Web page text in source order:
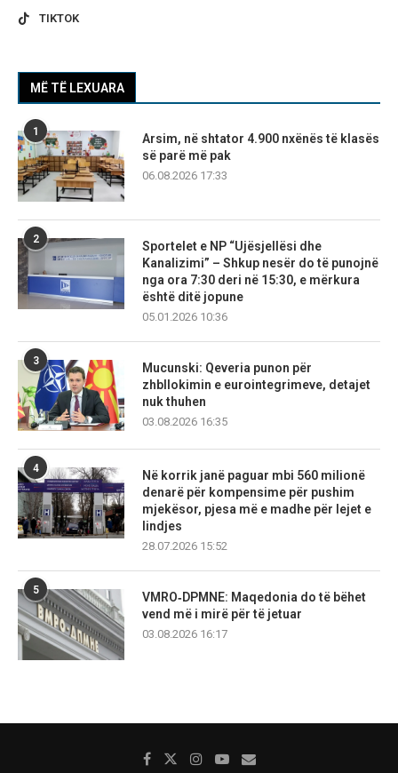
TIKTOK
MË TË LEXUARA
1
Arsim, në shtator 4.900 nxënës të klasës
së parë më pak
06.08.2026 17:33
2
Sportelet e NP “Ujësjellësi dhe
Kanalizimi” – Shkup nesër do të punojnë
nga ora 7:30 deri në 15:30, e mërkura
është ditë jopune
05.01.2026 10:36
3
Mucunski: Qeveria punon për
zhbllokimin e eurointegrimeve, detajet
nuk thuhen
03.08.2026 16:35
4
Në korrik janë paguar mbi 560 milionë
denarë për kompensime për pushim
mjekësor, pjesa më e madhe për lejet e
lindjes
28.07.2026 15:52
5
VMRO‑DPMNE: Maqedonia do të bëhet
vend më i mirë për të jetuar
03.08.2026 16:17